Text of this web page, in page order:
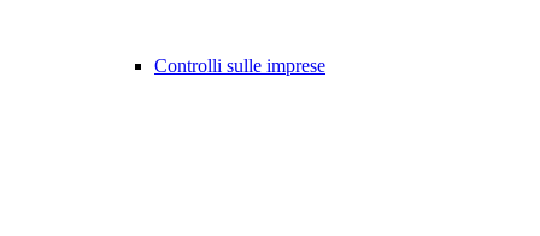
Controlli sulle imprese